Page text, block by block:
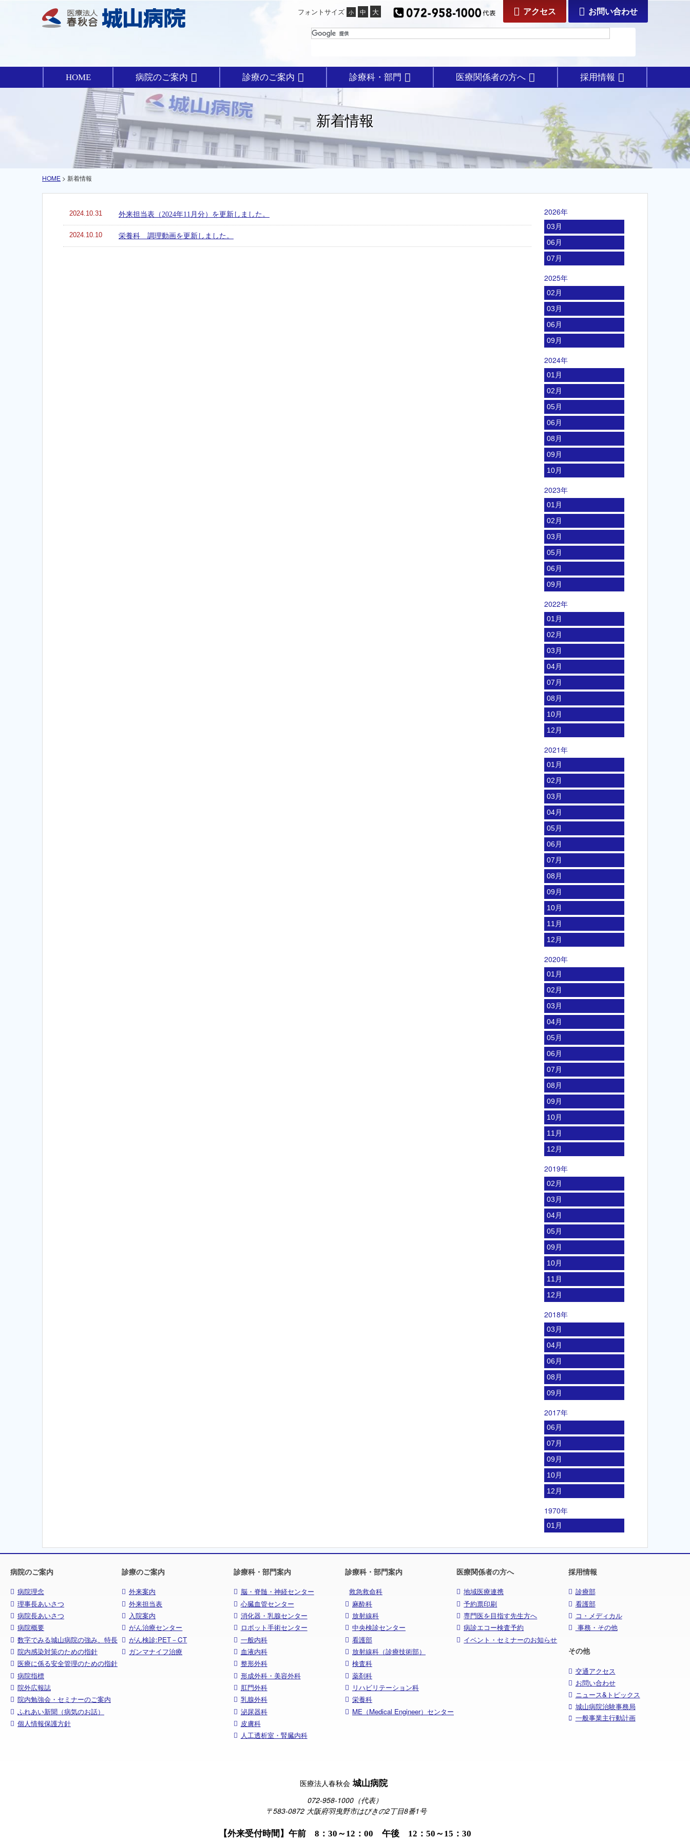
フォントサイズ アクセス お問い合わせ
HOME 病院のご案内 診療のご案内 診療科・部門 医療関係者の方へ 採用情報
新着情報
HOME > 新着情報
2024.10.31 外来担当表（2024年11月分）を更新しました。
2024.10.10 栄養科 調理動画を更新しました。
2026年
03月
06月
07月
2025年
02月
03月
06月
09月
2024年
01月
02月
05月
06月
08月
09月
10月
2023年
01月
02月
03月
05月
06月
09月
2022年
01月
02月
03月
04月
07月
08月
10月
12月
2021年
01月
02月
03月
04月
05月
06月
07月
08月
09月
10月
11月
12月
2020年
01月
02月
03月
04月
05月
06月
07月
08月
09月
10月
11月
12月
2019年
02月
03月
04月
05月
09月
10月
11月
12月
2018年
03月
04月
06月
08月
09月
2017年
06月
07月
09月
10月
12月
1970年
01月
病院のご案内
病院理念
理事長あいさつ
病院長あいさつ
病院概要
数字でみる城山病院の強み、特長
院内感染対策のための指針
医療に係る安全管理のための指針
病院指標
院外広報誌
院内勉強会・セミナーのご案内
ふれあい新聞（病気のお話）
個人情報保護方針
診療のご案内
外来案内
外来担当表
入院案内
がん治療センター
がん検診:PET－CT
ガンマナイフ治療
診療科・部門案内
脳・脊髄・神経センター
心臓血管センター
消化器・乳腺センター
ロボット手術センター
一般内科
血液内科
整形外科
形成外科・美容外科
肛門外科
乳腺外科
泌尿器科
皮膚科
人工透析室・腎臓内科
診療科・部門案内
救急救命科
麻酔科
放射線科
中央検診センター
看護部
放射線科（診療技術部）
検査科
薬剤科
リハビリテーション科
栄養科
ME（Medical Engineer）センター
医療関係者の方へ
地域医療連携
予約票印刷
専門医を目指す先生方へ
病診エコー検査予約
イベント・セミナーのお知らせ
採用情報
診療部
看護部
コ・メディカル
事務・その他
その他
交通アクセス
お問い合わせ
ニュース&トピックス
城山病院治験事務局
一般事業主行動計画
医療法人春秋会 城山病院
072-958-1000（代表）
〒583-0872 大阪府羽曳野市はびきの2丁目8番1号
【外来受付時間】午前 8：30～12：00 午後 12：50～15：30